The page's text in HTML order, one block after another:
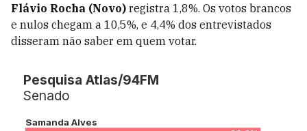
Flávio Rocha (Novo) registra 1,8%. Os votos brancos
e nulos chegam a 10,5%, e 4,4% dos entrevistados
disseram não saber em quem votar.